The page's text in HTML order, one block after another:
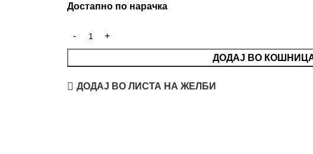
Достапно по нарачка
ДОДАЈ ВО
ДОДАЈ ВО ЛИСТА НА ЖЕЛБИ